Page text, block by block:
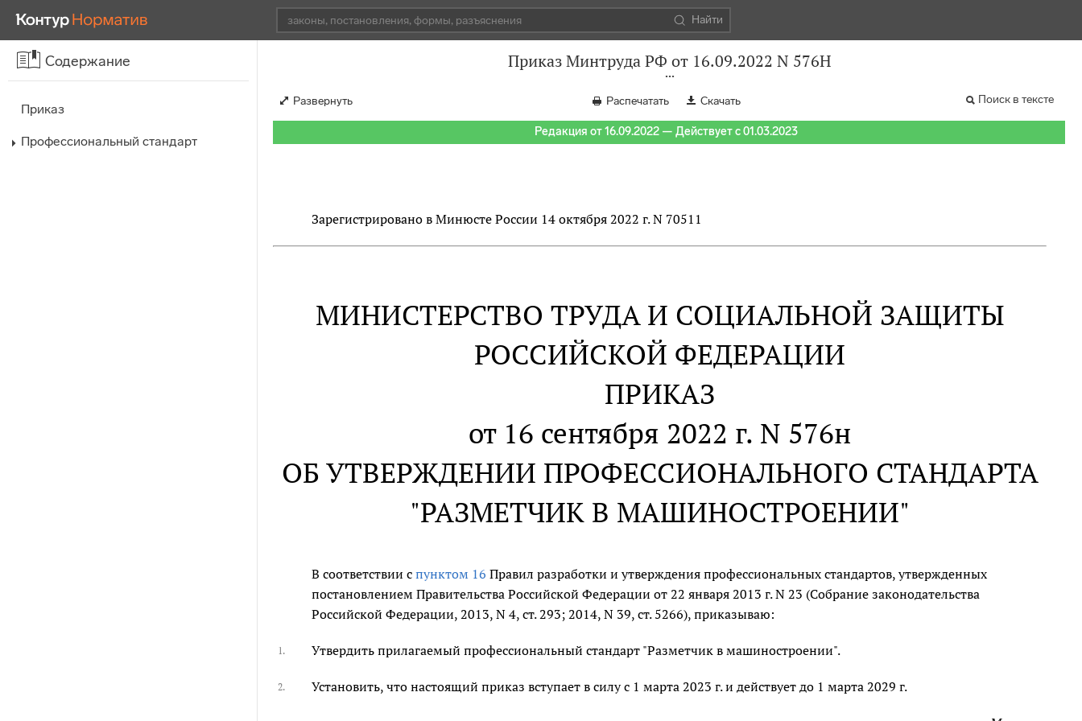
Найти
Содержание
Приказ
Профессиональный стандарт
Приказ Минтруда РФ от 16.09.2022 N 576Н
Развернуть Распечатать Скачать Поиск в тексте
Редакция от 16.09.2022 — Действует с 01.03.2023
Зарегистрировано в Минюсте России 14 октября 2022 г. N 70511
МИНИСТЕРСТВО ТРУДА И СОЦИАЛЬНОЙ ЗАЩИТЫ
РОССИЙСКОЙ ФЕДЕРАЦИИ
ПРИКАЗ
от 16 сентября 2022 г. N 576н
ОБ УТВЕРЖДЕНИИ ПРОФЕССИОНАЛЬНОГО СТАНДАРТА
"РАЗМЕТЧИК В МАШИНОСТРОЕНИИ"
В соответствии спунктом 16 Правил разработки и утверждения профессиональных стандартов, утвержденных
постановлением Правительства Российской Федерации от 22 января 2013 г. N 23 (Собрание законодательства
Российской Федерации, 2013, N 4, ст. 293; 2014, N 39, ст. 5266), приказываю:
1. Утвердить прилагаемый профессиональный стандарт "Разметчик в машиностроении".
2. Установить, что настоящий приказ вступает в силу с 1 марта 2023 г. и действует до 1 марта 2029 г.